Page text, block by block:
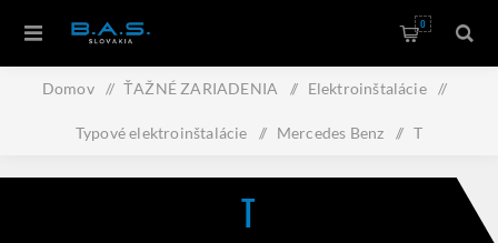
0
Domov / ŤAŽNÉ ZARIADENIA / Elektroinštalácie /
Typové elektroinštalácie / Mercedes Benz / T
T